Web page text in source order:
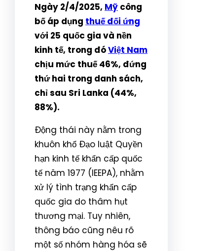
Ngày 2/4/2025, Mỹ công
bố áp dụng thuế đối ứng
với 25 quốc gia và nền
kinh tế, trong đóViệt Nam
chịu mức thuế 46%, đứng
thứ hai trong danh sách,
chỉ sau Sri Lanka (44%,
88%).
Động thái này nằm trong
khuôn khổ Đạo luật Quyền
hạn kinh tế khẩn cấp quốc
tế năm 1977 (IEEPA), nhằm
xử lý tình trạng khẩn cấp
quốc gia do thâm hụt
thương mại. Tuy nhiên,
thông báo cũng nêu rõ
một số nhóm hàng hóa sẽ